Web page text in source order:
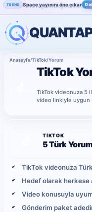
TREND Space yayınını öne çıkar
POPÜLER Instagram beğenini artır
Anasayfa/TikTok/Yorum
TikTok
TikTok videonuza 5
video linkiyle uygun
TIKTOK
5 Türk
TikTok videonuza
Hedef olarak herkese
Video konusuyla
Gönderim paket